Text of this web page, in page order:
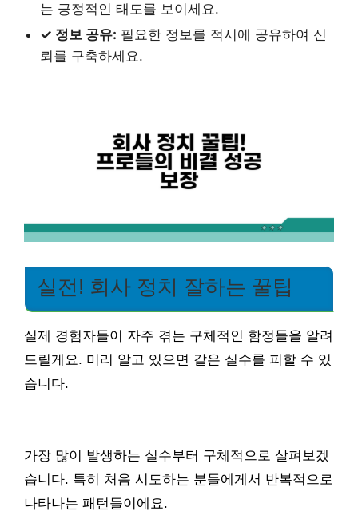
는 긍정적인 태도를 보이세요.
✓ 정보 공유: 필요한 정보를 적시에 공유하여 신
뢰를 구축하세요.
실전! 회사 정치 잘하는 꿀팁
실제 경험자들이 자주 겪는 구체적인 함정들을 알려
드릴게요. 미리 알고 있으면 같은 실수를 피할 수 있
습니다.
가장 많이 발생하는 실수부터 구체적으로 살펴보겠
습니다. 특히 처음 시도하는 분들에게서 반복적으로
나타나는 패턴들이에요.